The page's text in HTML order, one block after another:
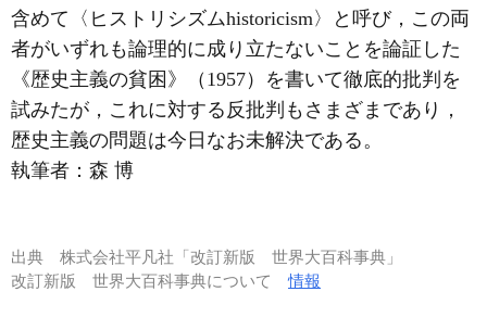
含めて〈ヒストリシズムhistoricism〉と呼び，この両
者がいずれも論理的に成り立たないことを論証した
《歴史主義の貧困》（1957）を書いて徹底的批判を
試みたが，これに対する反批判もさまざまであり，
歴史主義の問題は今日なお未解決である。
執筆者： 森 博
出典 株式会社平凡社「改訂新版 世界大百科事典」
改訂新版 世界大百科事典について情報